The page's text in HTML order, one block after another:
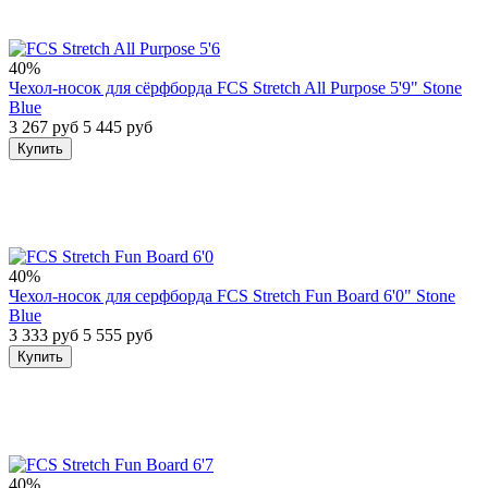
40%
Чехол-носок для сёрфборда FCS Stretch All Purpose 5'9" Stone
Blue
3 267 руб 5 445 руб
Купить
40%
Чехол-носок для серфборда FCS Stretch Fun Board 6'0" Stone
Blue
3 333 руб 5 555 руб
Купить
40%